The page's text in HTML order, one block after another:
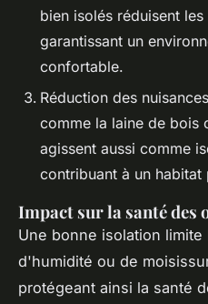
bien isolés réduisent
garantissant un
confortable.
Réduction des
comme la laine de bois
agissent aussi comme
contribuant à un habitat
Impact sur la santé des
Une bonne isolation limite
d'humidité ou de
protégeant ainsi la santé